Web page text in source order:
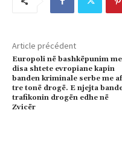
Article précédent
Europoli në bashkëpunim me
disa shtete evropiane kapin
banden kriminale serbe me
tre tonë drogë. E njejta
trafikonin drogën edhe në
Zvicër